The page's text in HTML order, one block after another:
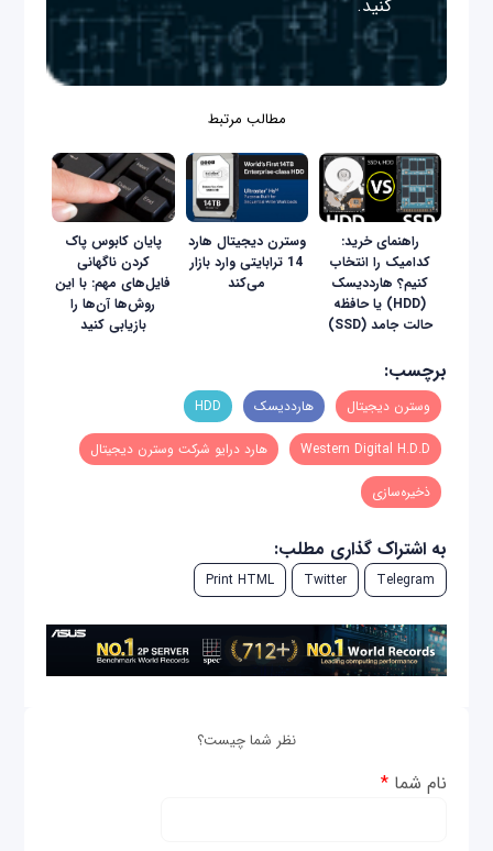
کنید.
مطالب مرتبط
راهنمای خرید:
کدامیک را انتخاب
کنیم؟ هارددیسک
(HDD) یا حافظه
حالت جامد (SSD)
وسترن دیجیتال هارد
14 ترابایتی وارد بازار
می‌کند
پایان کابوس پاک
کردن ناگهانی
فایل‌های مهم: با این
روش‌ها آن‌ها را
بازیابی کنید
برچسب:
وسترن دیجیتال هارددیسک HDD
Western Digital H.D.D هارد درایو شرکت وسترن دیجیتال
ذخیره‌سازی
به اشتراک گذاری مطلب:
Telegram
Twitter
Print HTML
نظر شما چیست؟
نام شما*